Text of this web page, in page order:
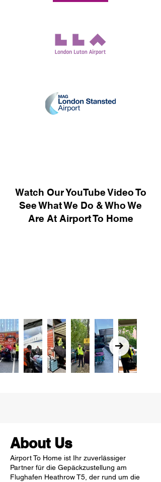
Watch Our YouTube Video To
See What We Do & Who We
Are At Airport To Home
About Us
Airport To Home ist Ihr zuverlässiger
Partner für die Gepäckzustellung am
Flughafen Heathrow T5, der rund um die